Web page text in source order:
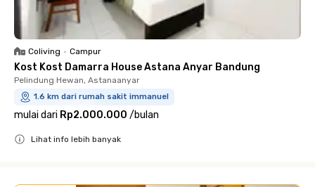
Coliving • Campur
Kost Kost Damarra House Astana Anyar Bandung
Pelindung Hewan, Astanaanyar
1.6 km dari rumah sakit immanuel
mulai dari Rp2.000.000 /bulan
Lihat info lebih banyak